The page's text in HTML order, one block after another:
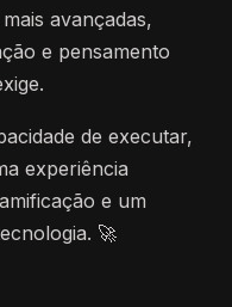
avançadas,
e pensamento
de executar,
experiência
e um
🚀